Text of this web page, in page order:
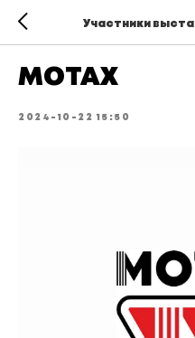
Участники
MOTAX
2024-10-22 15:50